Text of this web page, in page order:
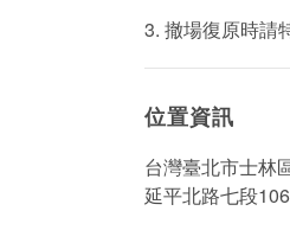
3. 撤場復原時請
位置資訊
台灣臺北市士林
延平北路七段